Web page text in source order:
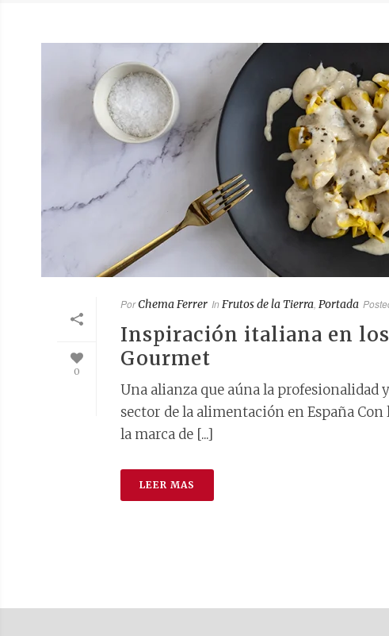
0
PorChema Ferrer In Frutos de la Tierra Portada
Inspiración italiana en
Gourmet
Una alianza que aúna la profesionalidad
sector de la alimentación en España
la marca de [...]
LEER MAS